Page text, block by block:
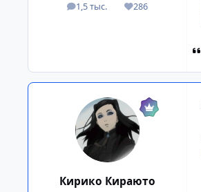
1,5 тыс.
посты 286
Репутация
Кирико Кираюто